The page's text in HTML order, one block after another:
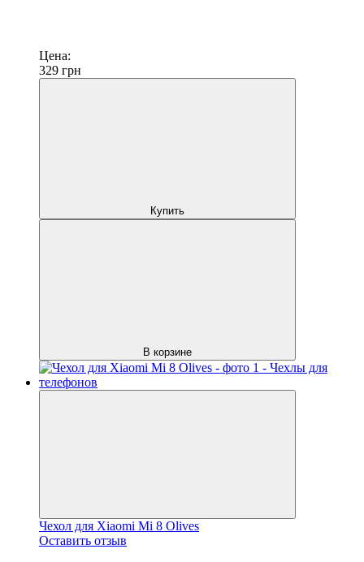
Цена:
329 грн
Купить
В корзине
Чехол для Xiaomi Mi 8 Olives
Оставить отзыв